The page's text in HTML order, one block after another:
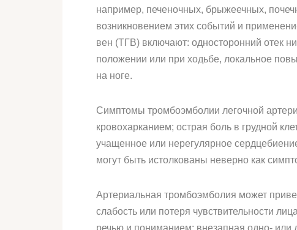
например, печеночных, брыжеечных,
возникновением этих событий и
вен (ТГВ) включают: односторонний отек
положении или при ходьбе, локальное
на ноге.
Симптомы тромбоэмболии легочной
кровохарканием; острая боль в грудной
учащенное или нерегулярное
могут быть истолкованы неверно как
Артериальная тромбоэмболия может
слабость или потеря чувствительности
речью и пониманием; внезапная одно- или